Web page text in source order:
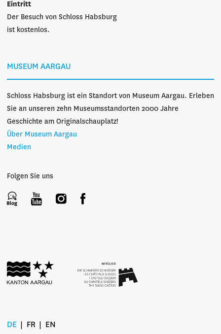
Eintritt
Der Besuch von Schloss Habsburg
ist kostenlos.
MUSEUM AARGAU
Schloss Habsburg ist ein Standort von Museum Aargau. Erleben
Sie an unseren zehn Museumsstandorten 2000 Jahre
Geschichte am Originalschauplatz!
Über Museum Aargau
Medien
Folgen Sie uns
DE FR EN